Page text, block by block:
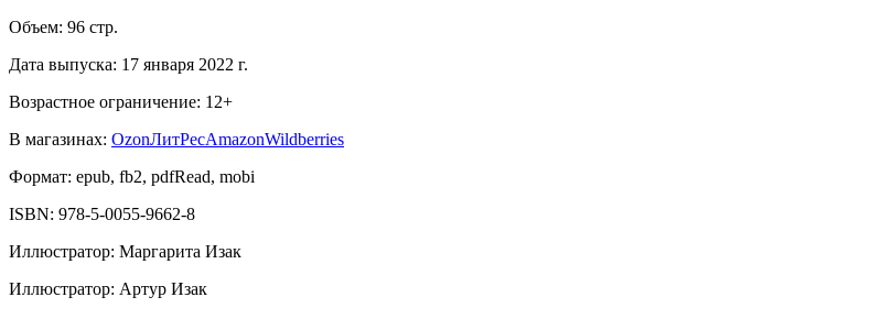
Объем: 96 стр.
Дата выпуска: 17 января 2022 г.
Возрастное ограничение: 12+
В магазинах: OzonЛитРесAmazonWildberries
Формат: epub, fb2, pdfRead, mobi
ISBN: 978-5-0055-9662-8
Иллюстратор: Маргарита Изак
Иллюстратор: Артур Изак